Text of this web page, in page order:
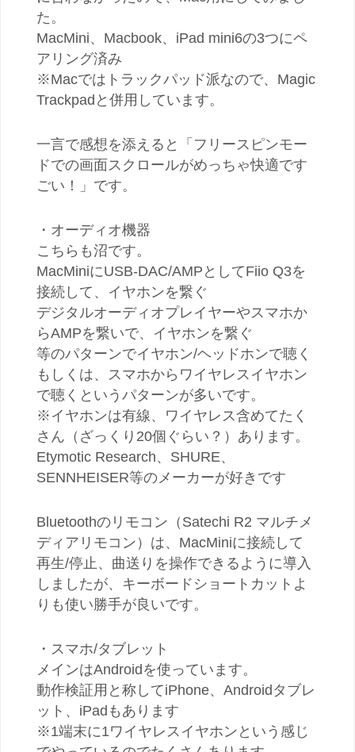
た。
MacMini、Macbook、iPad mini6の3つにペ
アリング済み
※Macではトラックパッド派なので、Magic
Trackpadと併用しています。
一言で感想を添えると「フリースピンモー
ドでの画面スクロールがめっちゃ快適です
ごい！」です。
・オーディオ機器
こちらも沼です。
MacMiniにUSB-DAC/AMPとしてFiio Q3を
接続して、イヤホンを繋ぐ
デジタルオーディオプレイヤーやスマホか
らAMPを繋いで、イヤホンを繋ぐ
等のパターンでイヤホン/ヘッドホンで聴く
もしくは、スマホからワイヤレスイヤホン
で聴くというパターンが多いです。
※イヤホンは有線、ワイヤレス含めてたく
さん（ざっくり20個ぐらい？）あります。
Etymotic Research、SHURE、
SENNHEISER等のメーカーが好きです
Bluetoothのリモコン（Satechi R2 マルチメ
ディアリモコン）は、MacMiniに接続して
再生/停止、曲送りを操作できるように導入
しましたが、キーボードショートカットよ
りも使い勝手が良いです。
・スマホ/タブレット
メインはAndroidを使っています。
動作検証用と称してiPhone、Androidタブレ
ット、iPadもあります
※1端末に1ワイヤレスイヤホンという感じ